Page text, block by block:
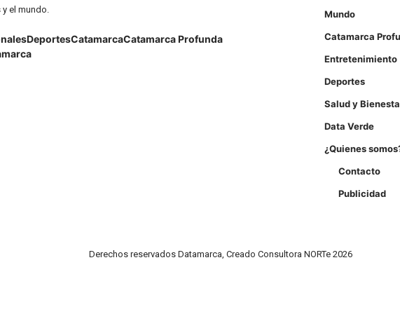
el mundo.
DeportesCatamarcaCatamarca Profunda
Mundo
Catamarca
Entretenimiento
Deportes
Salud y
Data Verde
¿Quienes
Contacto
Publicidad
Derechos reservados Datamarca, Creado Consultora NORTe 2026